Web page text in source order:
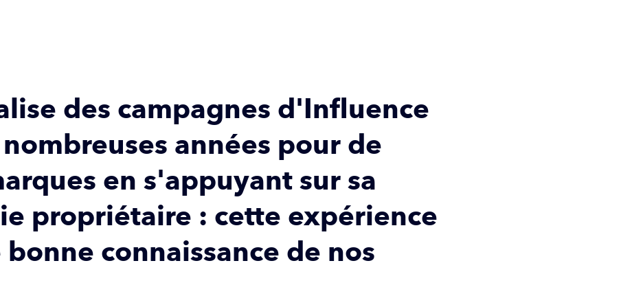
des campagnes d'Influence
années pour de
en s'appuyant sur sa
propriétaire : cette expérience
connaissance de nos